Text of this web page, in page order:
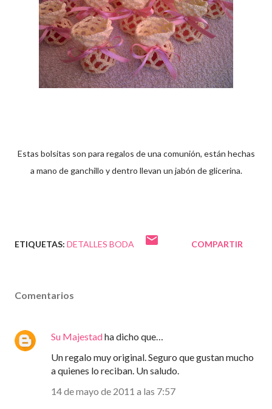
Estas bolsitas son para regalos de una comunión, están hechas
a mano de ganchillo y dentro llevan un jabón de glicerina.
ETIQUETAS: DETALLES BODA COMPARTIR
Comentarios
Su Majestadha dicho que…
Un regalo muy original. Seguro que gustan mucho
a quienes lo reciban. Un saludo.
14 de mayo de 2011 a las 7:57